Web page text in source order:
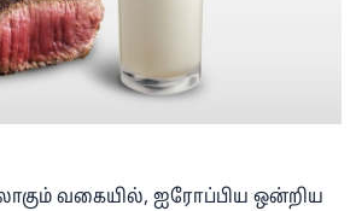
வகையில், ஐரோப்பிய ஒன்றிய